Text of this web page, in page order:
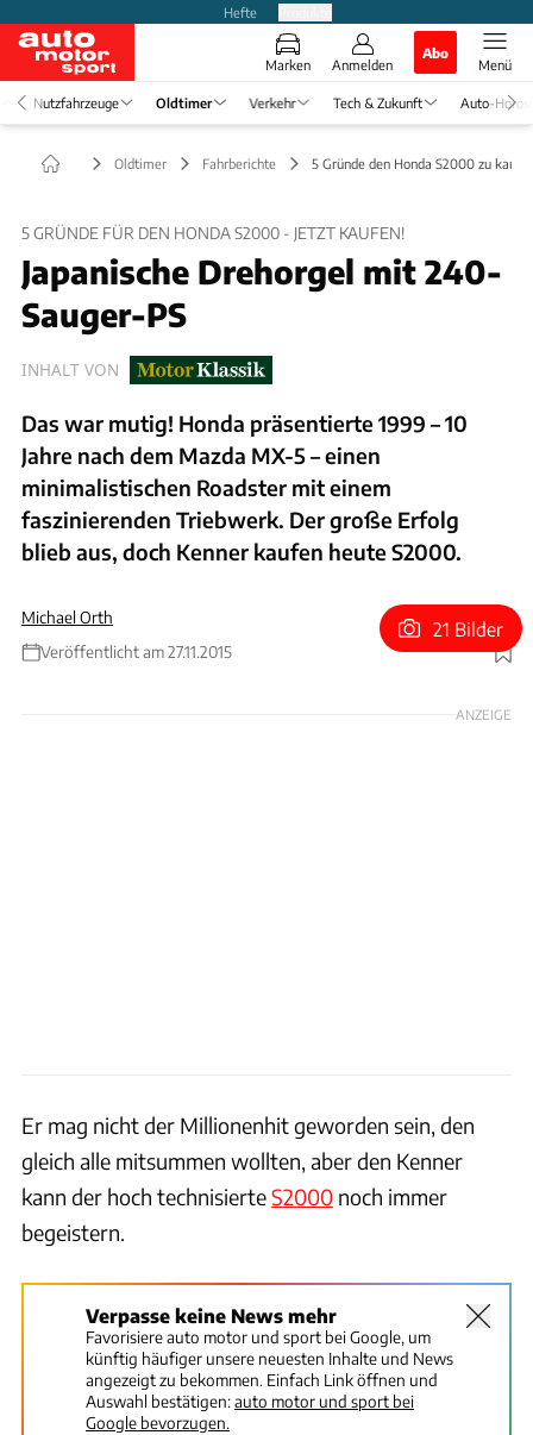
Hefte
Marken Anmelden
Abo
Menü
Nutzfahrzeuge Oldtimer Verkehr Tech & Zukunft Auto-
Oldtimer Fahrberichte 5 Gründe den Honda S2000 zu
5 GRÜNDE FÜR DEN HONDA S2000 - JETZT KAUFEN!
Japanische Drehorgel mit 240-
Sauger-PS
INHALT VON
Das war mutig! Honda präsentierte 1999 – 10
Jahre nach dem Mazda MX-5 – einen
minimalistischen Roadster mit einem
faszinierenden Triebwerk. Der große Erfolg
blieb aus, doch Kenner kaufen heute S2000.
Michael Orth
Veröffentlicht am 27.11.2015
Foto: Hardy Mutschler
21 Bilder
ANZEIGE
Er mag nicht der Millionenhit geworden sein, den
gleich alle mitsummen wollten, aber den Kenner
kann der hoch technisierteS2000 noch immer
begeistern.
Verpasse keine News mehr
Favorisiere auto motor und sport bei Google, um
künftig häufiger unsere neuesten Inhalte und News
angezeigt zu bekommen. Einfach Link öffnen und
Auswahl bestätigen:auto motor und sport bei
Google bevorzugen.